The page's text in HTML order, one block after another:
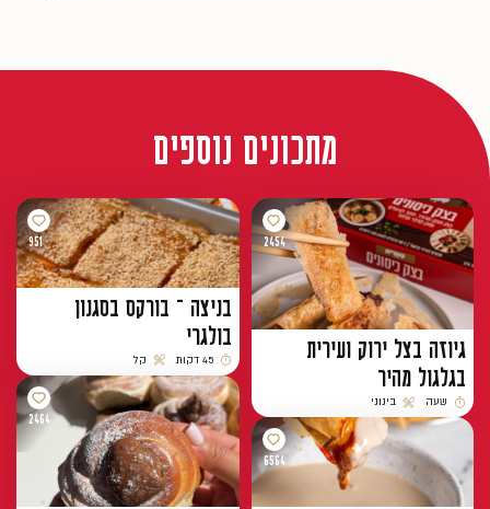
מתכונים נוספים
2454
גיוזה בצל ירוק ועירית
בגלגול מהיר
זמן הכנה
שעה
רמת קושי
בינוני
951
בניצה – בורקס בסגנון
בולגרי
זמן הכנה
45 דקות
רמת קושי
קל
6564
2464